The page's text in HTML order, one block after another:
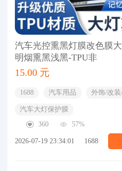
汽车光控熏黑灯膜改色膜
明烟熏黑浅黑-TPU非
15.00 元
1688 汽车用品 外饰/改
汽车大灯保护膜
360
57%
2026-07-19 23:34:01 1688